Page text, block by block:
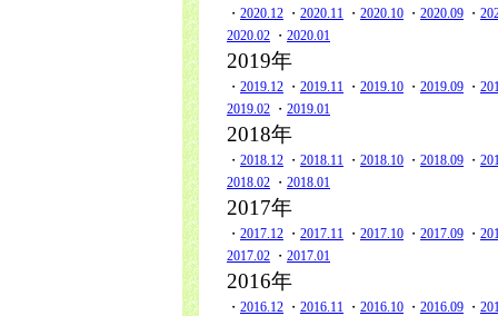
・ 2020.12 ・ 2020.11 ・ 2020.10 ・ 2020.09 ・
2020.02 ・ 2020.01
2019年
・ 2019.12 ・ 2019.11 ・ 2019.10 ・ 2019.09 ・
2019.02 ・ 2019.01
2018年
・ 2018.12 ・ 2018.11 ・ 2018.10 ・ 2018.09 ・
2018.02 ・ 2018.01
2017年
・ 2017.12 ・ 2017.11 ・ 2017.10 ・ 2017.09 ・
2017.02 ・ 2017.01
2016年
・ 2016.12 ・ 2016.11 ・ 2016.10 ・ 2016.09 ・